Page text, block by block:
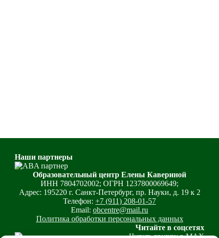
Наши партнеры
Образовательный центр Елены Кавериной
ИНН 7804702002; ОГРН 1237800069649;
Адрес: 195220 г. Санкт-Петербург, пр. Науки, д. 19 к 2
Телефон: +7 (911) 208-01-57
Email: obcentre@mail.ru
Политика обработки персональных данных
Читайте в соцсетях